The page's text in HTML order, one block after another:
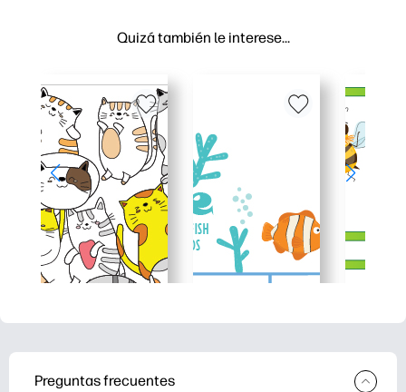
Quizá también le interese…
Preguntas frecuentes